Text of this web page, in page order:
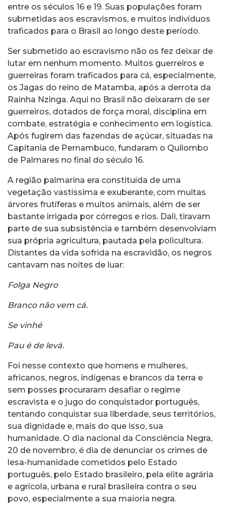
entre os séculos 16 e 19. Suas populações foram
submetidas aos escravismos, e muitos indivíduos
traficados para o Brasil ao longo deste período.
Ser submetido ao escravismo não os fez deixar de
lutar em nenhum momento. Muitos guerreiros e
guerreiras foram traficados para cá, especialmente,
os Jagas do reino de Matamba, após a derrota da
Rainha Nzinga. Aqui no Brasil não deixaram de ser
guerreiros, dotados de força moral, disciplina em
combate, estratégia e conhecimento em logística.
Após fugirem das fazendas de açúcar, situadas na
Capitania de Pernambuco, fundaram o Quilombo
de Palmares no final do século 16.
A região palmarina era constituída de uma
vegetação vastíssima e exuberante, com muitas
árvores frutíferas e muitos animais, além de ser
bastante irrigada por córregos e rios. Dali, tiravam
parte de sua subsistência e também desenvolviam
sua própria agricultura, pautada pela policultura.
Distantes da vida sofrida na escravidão, os negros
cantavam nas noites de luar:
Folga Negro
Branco não vem cá.
Se vinhé
Pau é de levá.
Foi nesse contexto que homens e mulheres,
africanos, negros, indígenas e brancos da terra e
sem posses procuraram desafiar o regime
escravista e o jugo do conquistador português,
tentando conquistar sua liberdade, seus territórios,
sua dignidade e, mais do que isso, sua
humanidade. O dia nacional da Consciência Negra,
20 de novembro, é dia de denunciar os crimes de
lesa-humanidade cometidos pelo Estado
português, pelo Estado brasileiro, pela elite agrária
e agrícola, urbana e rural brasileira contra o seu
povo, especialmente a sua maioria negra.